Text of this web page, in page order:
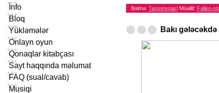
İnfo
Bloq
Yükləmələr
Onlayn oyun
Qonaqlar kitabçası
Sayt haqqında məlumat
FAQ (sual/cavab)
Musiqi
Bolmə: Tanınmışlar| Müəllif: Fallen-
Bakı gələcəkdə